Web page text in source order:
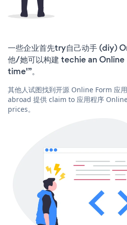
一些企业首先try自己动手 (diy)
他/她可以构建 techie an Online
time'”。
其他人试图找到开源 Online Form 应
abroad 提供 claim to 应用程序
prices。